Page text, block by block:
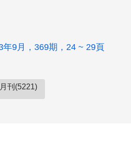
年9月，369期，24 ~ 29頁
刊(5221)